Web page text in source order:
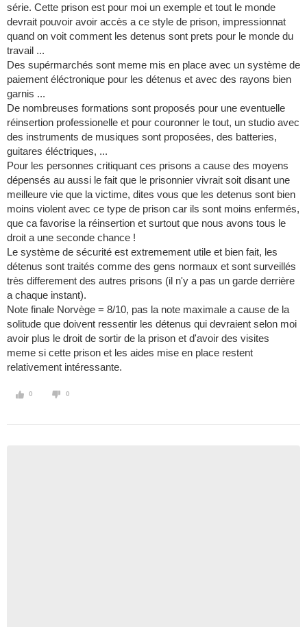
série. Cette prison est pour moi un exemple et tout le monde
devrait pouvoir avoir accès a ce style de prison, impressionnat
quand on voit comment les detenus sont prets pour le monde du
travail ...
Des supérmarchés sont meme mis en place avec un système de
paiement éléctronique pour les détenus et avec des rayons bien
garnis ...
De nombreuses formations sont proposés pour une eventuelle
réinsertion professionelle et pour couronner le tout, un studio avec
des instruments de musiques sont proposées, des batteries,
guitares éléctriques, ...
Pour les personnes critiquant ces prisons a cause des moyens
dépensés au aussi le fait que le prisonnier vivrait soit disant une
meilleure vie que la victime, dites vous que les detenus sont bien
moins violent avec ce type de prison car ils sont moins enfermés,
que ca favorise la réinsertion et surtout que nous avons tous le
droit a une seconde chance !
Le système de sécurité est extremement utile et bien fait, les
détenus sont traités comme des gens normaux et sont surveillés
très differement des autres prisons (il n'y a pas un garde derrière
a chaque instant).
Note finale Norvège = 8/10, pas la note maximale a cause de la
solitude que doivent ressentir les détenus qui devraient selon moi
avoir plus le droit de sortir de la prison et d'avoir des visites
meme si cette prison et les aides mise en place restent
relativement intéressante.
0 0